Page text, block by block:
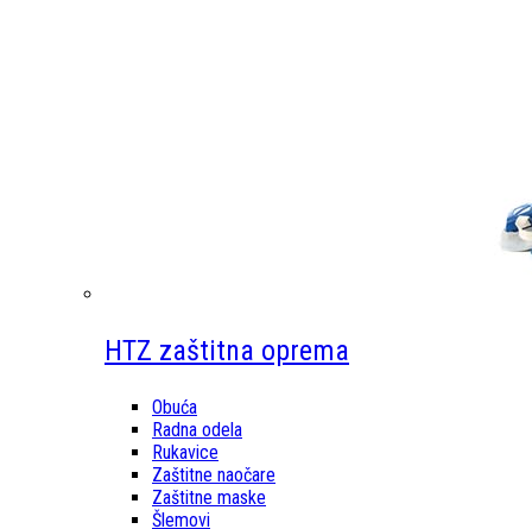
HTZ zaštitna oprema
Obuća
Radna odela
Rukavice
Zaštitne naočare
Zaštitne maske
Šlemovi